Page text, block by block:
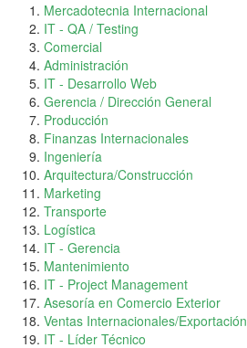
Mercadotecnia Internacional
IT - QA / Testing
Comercial
Administración
IT - Desarrollo Web
Gerencia / Dirección General
Producción
Finanzas Internacionales
Ingeniería
Arquitectura/Construcción
Marketing
Transporte
Logística
IT - Gerencia
Mantenimiento
IT - Project Management
Asesoría en Comercio Exterior
Ventas Internacionales/Exportación
IT - Líder Técnico